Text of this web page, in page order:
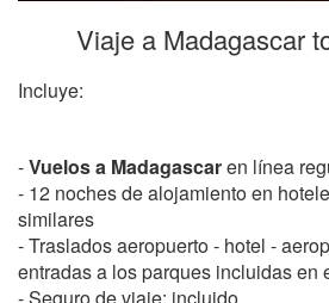
Viaje a Madagascar
Incluye:
-Vuelos a Madagascaren línea
- 12 noches de alojamiento en
similares
- Traslados aeropuerto - hotel -
entradas a los parques incluidas en
- Seguro de viaje: incluido